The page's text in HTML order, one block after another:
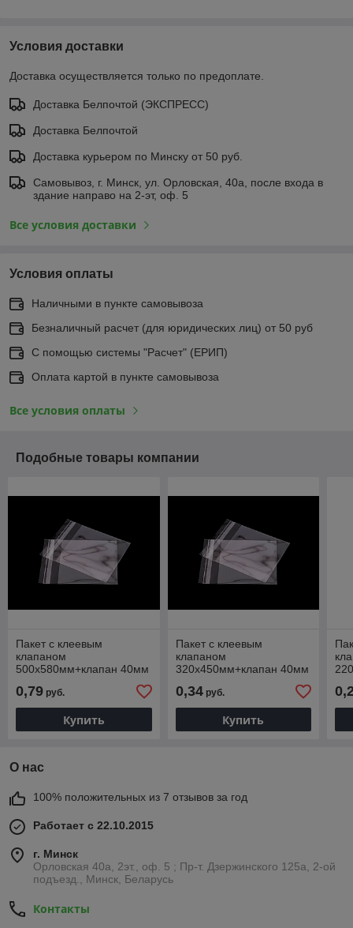
Условия доставки
Доставка осуществляется только по предоплате.
Доставка Белпочтой (ЭКСПРЕСС)
Доставка Белпочтой
Доставка курьером по Минску от 50 руб.
Самовывоз, г. Минск, ул. Орловская, 40а, после входа в
здание направо на 2-эт, оф. 5
Все условия доставки
Условия оплаты
Наличными в пункте самовывоза
Безналичный расчет (для юридических лиц) от 50 руб
С помощью системы "Расчет" (ЕРИП)
Оплата картой в пункте самовывоза
Все условия оплаты
Подобные товары компании
Пакет с клеевым
клапаном
500х580мм+клапан 40мм
0,79 руб.
Купить
Пакет с клеевым
клапаном
320х450мм+клапан 40мм
0,34руб.
Купить
О нас
100% положительных из 7 отзывов за год
Работает с 22.10.2015
г. Минск
Орловская 40а, 2эт., оф. 5 ; Пр-т. Дзержинского 125а, 2-ой
подъезд., Минск, Беларусь
Контакты